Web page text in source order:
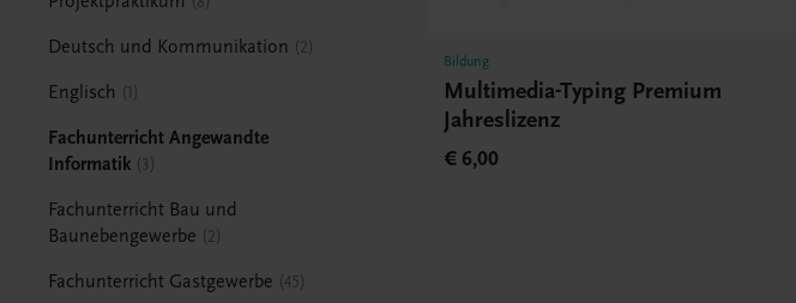
Deutsch und Kommunikation 2
Englisch 1
Fachunterricht Angewandte
Informatik
3
Fachunterricht Bau und
Baunebengewerbe
2
Fachunterricht Gastgewerbe 45
Bildung
Multimedia-Typing Premium
Jahreslizenz
€ 6,00